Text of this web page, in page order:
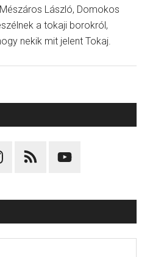
László, Domokos
a tokaji borokról,
nekik mit jelent Tokaj.